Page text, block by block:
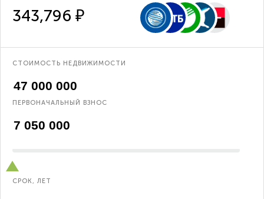
343,796 ₽
СТОИМОСТЬ НЕДВИЖИМОСТИ
ПЕРВОНАЧАЛЬНЫЙ ВЗНОС
СРОК, ЛЕТ